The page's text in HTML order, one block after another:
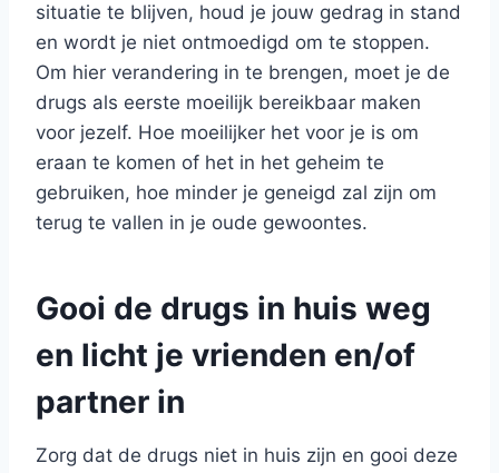
situatie te blijven, houd je jouw gedrag in stand
en wordt je niet ontmoedigd om te stoppen.
Om hier verandering in te brengen, moet je de
drugs als eerste moeilijk bereikbaar maken
voor jezelf. Hoe moeilijker het voor je is om
eraan te komen of het in het geheim te
gebruiken, hoe minder je geneigd zal zijn om
terug te vallen in je oude gewoontes.
Gooi de drugs in huis weg
en licht je vrienden en/of
partner in
Zorg dat de drugs niet in huis zijn en gooi deze